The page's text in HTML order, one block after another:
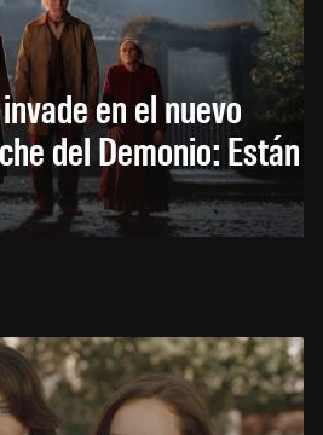
en el nuevo
del Demonio: Están